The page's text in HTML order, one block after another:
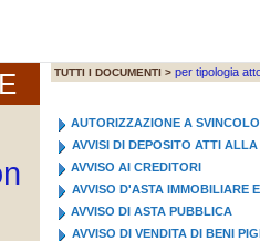
TUTTI I DOCUMENTI > per tipologia
AUTORIZZAZIONE A
AVVISI DI DEPOSITO ATTI
AVVISO AI CREDITORI
AVVISO D'ASTA IMMOBILIARE
AVVISO DI ASTA PUBBLICA
AVVISO DI VENDITA DI BENI